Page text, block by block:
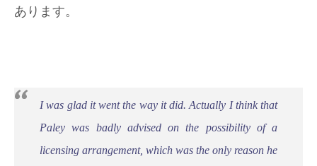
あります。
I was glad it went the way it did. Actually I think that
Paley was badly advised on the possibility of a
licensing arrangement, which was the only reason he